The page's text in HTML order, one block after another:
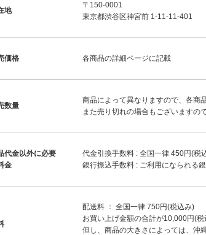
地
〒150-0001
東京都渋谷区神宮前 1-11-11-401
価格 各商品の詳細ページに記載
数量
商品によって異なりますので、各商
また売り切れの場合もございますの
代金以外に必要
金
代金引換手数料 : 全国一律 450
銀行振込手数料 : ご利用になられる
配送料 ： 全国一律 750円(税込み)
お買い上げ金額の合計が10,000円(税
但し、商品の大きさによっては、沖